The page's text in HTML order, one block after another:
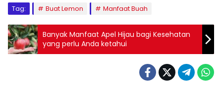
Tag: Buat Lemon Manfaat Buah
Banyak Manfaat Apel Hijau bagi Kesehatan
yang perlu Anda ketahui